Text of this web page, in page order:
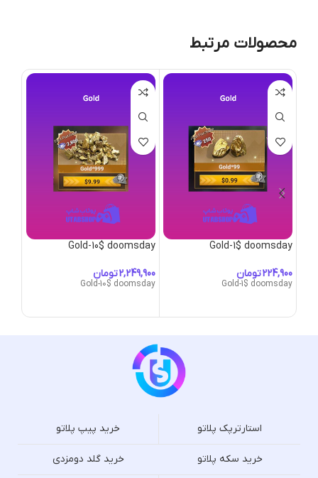
محصولات مرتبط
Gold-1$ doomsday
تومان
Gold-1$ doomsday
Gold-10$ doomsday
تومان
Gold-10$ doomsday
استارترپک پلاتو خرید پیپ پلاتو
خرید سکه پلاتو خرید گلد دومزدی